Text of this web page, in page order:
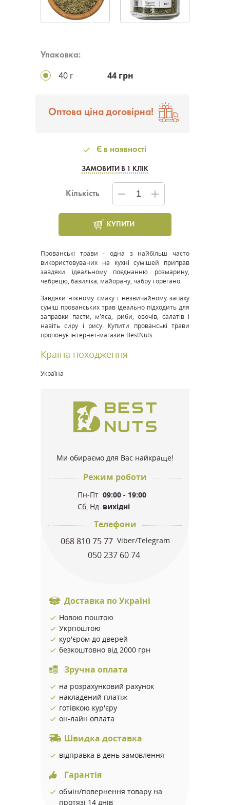
Упаковка:
40 г 44 грн
Оптова ціна договірна!
Є в наявності
ЗАМОВИТИ В 1 КЛІК
Кількість
КУПИТИ
Прованські трави - одна з найбільш часто
використовуваних на кухні сумішей приправ
завдяки ідеальному поєднанню розмарину,
чебрецю, базиліка, майорану, чабру і орегано.
Завдяки ніжному смаку і незвичайному запаху
суміш прованських трав ідеально підходить для
заправки пасти, м'яса, риби, овочів, салатів і
навіть сиру і рису. Купити прованські трави
пропонує інтернет-магазин BestNuts.
Країна походження
Україна
Ми обираємо для Вас найкраще!
Режим роботи
Пн-Пт 09:00 - 19:00
Сб, Нд вихідні
Телефони
068 810 75 77 Viber/Telegram
050 237 60 74
Доставка по Україні
Новою поштою
Укрпоштою
кур'єром до дверей
безкоштовно від 2000 грн
Зручна оплата
на розрахунковий рахунок
накладений платіж
готівкою кур'єру
он-лайн оплата
Швидка доставка
відправка в день замовлення
Гарантія
обмін/повернення товару на
протязі 14 днів